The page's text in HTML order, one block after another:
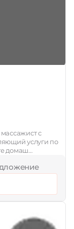
с
услуги по
домаш…